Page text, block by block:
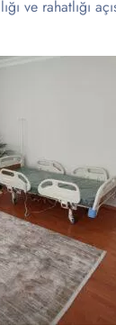
ve rahatlığı